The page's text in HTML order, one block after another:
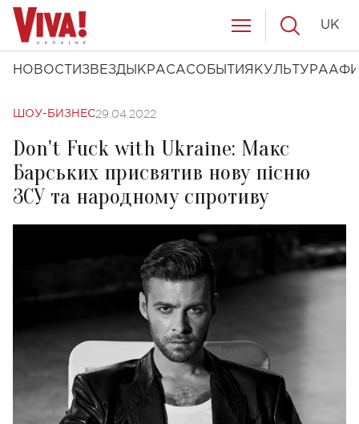
НОВОСТИ ЗВЕЗДЫ КРАСАСОБЫТИЯ КУЛЬТУРА
UK
ШОУ-БИЗНЕС29.04.2022
Don't Fuck with Ukraine: Макс
Барських присвятив нову пісню
ЗСУ та народному спротиву